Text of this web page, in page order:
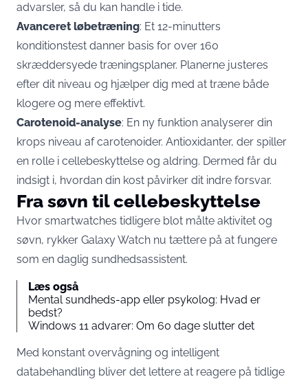
advarsler, så du kan handle i tide.
Avanceret løbetræning: Et 12-minutters
konditionstest danner basis for over 160
skræddersyede træningsplaner. Planerne justeres
efter dit niveau og hjælper dig med at træne både
klogere og mere effektivt.
Carotenoid-analyse: En ny funktion analyserer din
krops niveau af carotenoider. Antioxidanter, der spiller
en rolle i cellebeskyttelse og aldring. Dermed får du
indsigt i, hvordan din kost påvirker dit indre forsvar.
Fra søvn til cellebeskyttelse
Hvor smartwatches tidligere blot målte aktivitet og
søvn, rykker Galaxy Watch nu tættere på at fungere
som en daglig sundhedsassistent.
Læs også
Mental sundheds-app eller psykolog: Hvad er
bedst?
Windows 11 advarer: Om 60 dage slutter det
Med konstant overvågning og intelligent
databehandling bliver det lettere at reagere på tidlige